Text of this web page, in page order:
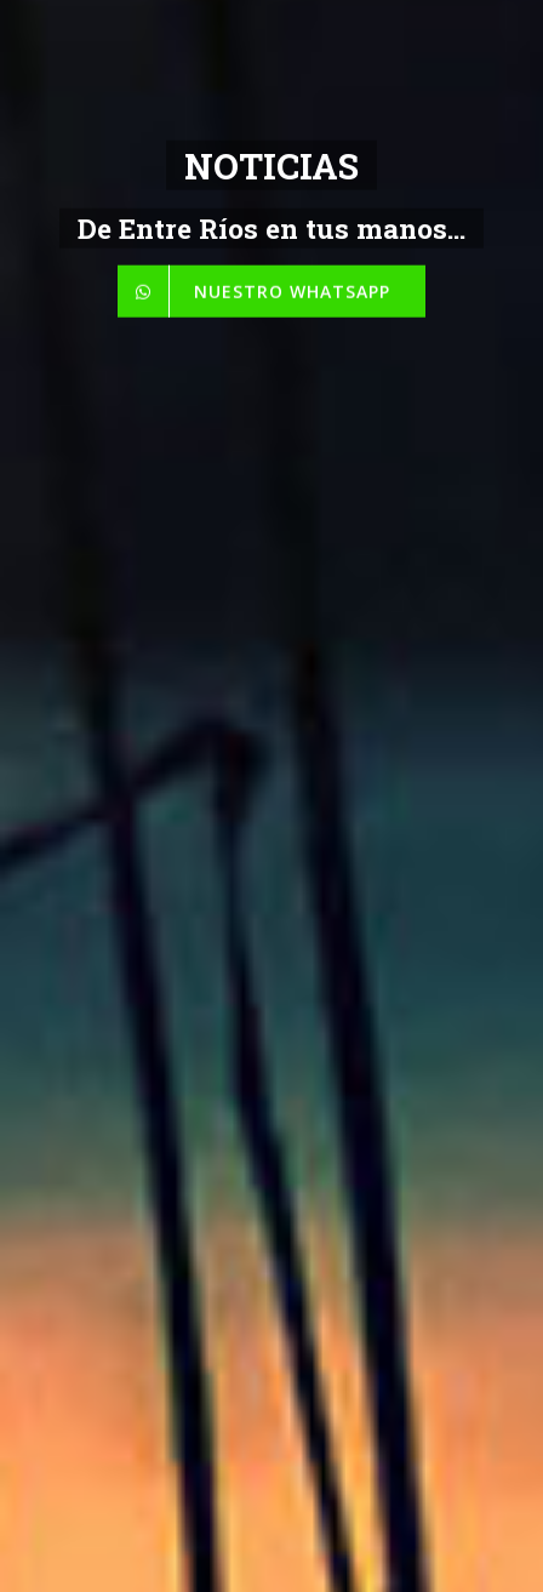
NOTICIAS
De Entre Ríos en tus manos...
NUESTRO WHATSAPP